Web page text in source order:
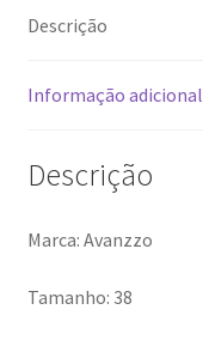
Descrição
Informação adicional
Descrição
Marca: Avanzzo
Tamanho: 38